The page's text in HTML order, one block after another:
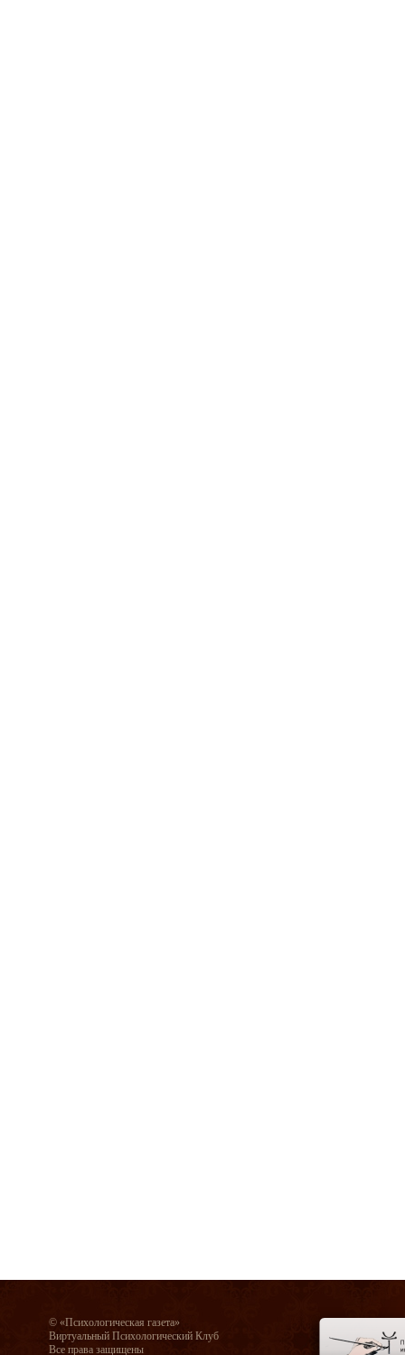
© «Психологическая газета»
Виртуальный Психологический Клуб
Все права защищены